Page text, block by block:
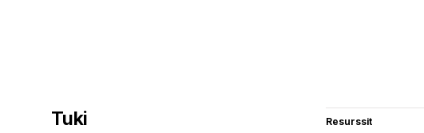
Tuki Resurssit